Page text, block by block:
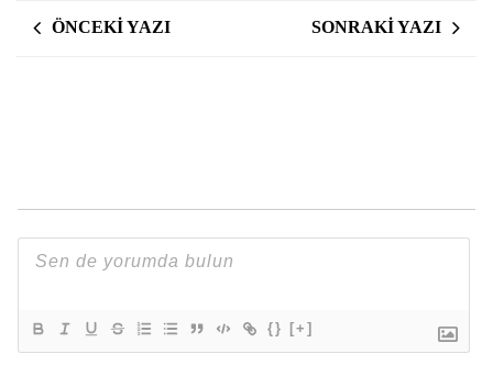
ÖNCEKI YAZI SONRAKI YAZI
{} [+]